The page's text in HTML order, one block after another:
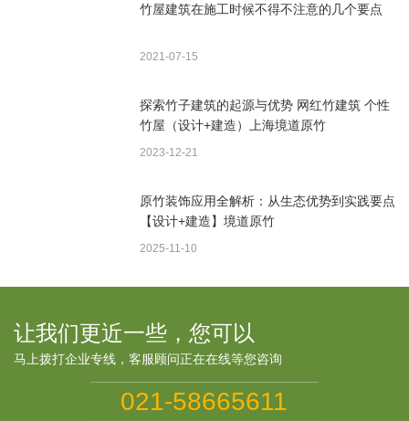
竹屋建筑在施工时候不得不注意的几个要点
2021-07-15
探索竹子建筑的起源与优势 网红竹建筑 个性
竹屋（设计+建造）上海境道原竹
2023-12-21
原竹装饰应用全解析：从生态优势到实践要点
【设计+建造】境道原竹
2025-11-10
让我们更近一些，您可以
马上拨打企业专线，客服顾问正在在线等您咨询
021-58665611